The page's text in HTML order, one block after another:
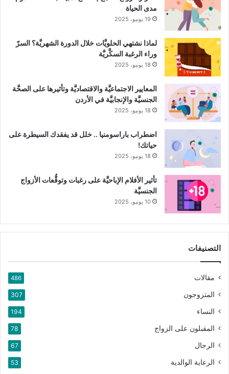
مدى الحياة
19 يونيو، 2025
لماذا نشتهي الحلويَّات خلال الدورة الشهريَّة؟ السرّ
وراء الرغبة السكَّريَّة
18 يونيو، 2025
المعايير الاجتماعيَّة والاقتصاديَّة وتأثيرها على الصحَّة
الجنسيَّة والإنجابيَّة في الأردن
18 يونيو، 2025
اضطراب باراسومنيا .. خلل قد يفقدك السيطرة على
حياتك!
18 يونيو، 2025
تأثير الأفلام الإباحيَّة على رغبات وتوقُّعات الأزواج
الجنسيَّة
10 يونيو، 2025
التصنيفات
مقالات 486
المتزوجون 307
النساء 194
المقبلون على الزواج 78
الرجال 67
الرعاية الوالدية 53